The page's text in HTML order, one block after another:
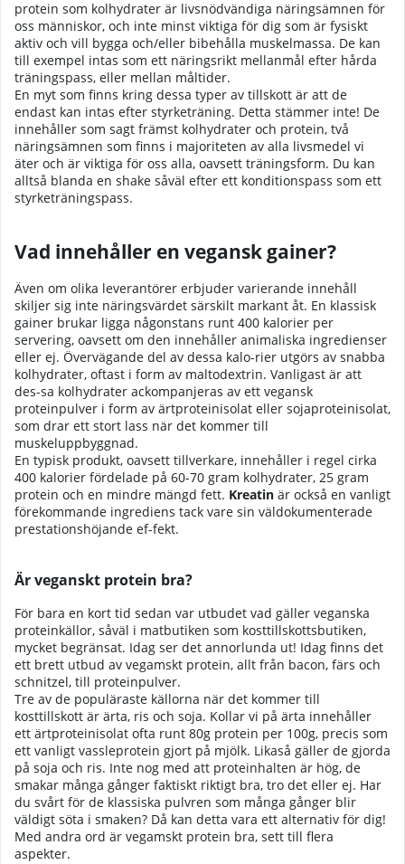
protein som kolhydrater är livsnödvändiga näringsämnen för
oss människor, och inte minst viktiga för dig som är fysiskt
aktiv och vill bygga och/eller bibehålla muskelmassa. De kan
till exempel intas som ett näringsrikt mellanmål efter hårda
träningspass, eller mellan måltider.
En myt som finns kring dessa typer av tillskott är att de
endast kan intas efter styrketräning. Detta stämmer inte! De
innehåller som sagt främst kolhydrater och protein, två
näringsämnen som finns i majoriteten av alla livsmedel vi
äter och är viktiga för oss alla, oavsett träningsform. Du kan
alltså blanda en shake såväl efter ett konditionspass som ett
styrketräningspass.
Vad innehåller en vegansk gainer?
Även om olika leverantörer erbjuder varierande innehåll
skiljer sig inte näringsvärdet särskilt markant åt. En klassisk
gainer brukar ligga någonstans runt 400 kalorier per
servering, oavsett om den innehåller animaliska ingredienser
eller ej. Övervägande del av dessa kalo-rier utgörs av snabba
kolhydrater, oftast i form av maltodextrin. Vanligast är att
des-sa kolhydrater ackompanjeras av ett vegansk
proteinpulver i form av ärtproteinisolat eller sojaproteinisolat,
som drar ett stort lass när det kommer till
muskeluppbyggnad.
En typisk produkt, oavsett tillverkare, innehåller i regel cirka
400 kalorier fördelade på 60-70 gram kolhydrater, 25 gram
protein och en mindre mängd fett. Kreatin är också en vanligt
förekommande ingrediens tack vare sin väldokumenterade
prestationshöjande ef-fekt.
Är veganskt protein bra?
För bara en kort tid sedan var utbudet vad gäller veganska
proteinkällor, såväl i matbutiken som kosttillskottsbutiken,
mycket begränsat. Idag ser det annorlunda ut! Idag finns det
ett brett utbud av vegamskt protein, allt från bacon, färs och
schnitzel, till proteinpulver.
Tre av de populäraste källorna när det kommer till
kosttillskott är ärta, ris och soja. Kollar vi på ärta innehåller
ett ärtproteinisolat ofta runt 80g protein per 100g, precis som
ett vanligt vassleprotein gjort på mjölk. Likaså gäller de gjorda
på soja och ris. Inte nog med att proteinhalten är hög, de
smakar många gånger faktiskt riktigt bra, tro det eller ej. Har
du svårt för de klassiska pulvren som många gånger blir
väldigt söta i smaken? Då kan detta vara ett alternativ för dig!
Med andra ord är vegamskt protein bra, sett till flera
aspekter.